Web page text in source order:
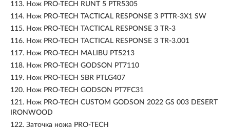
113. Нож PRO-TECH RUNT 5 PTR5305
114. Нож PRO-TECH TACTICAL RESPONSE 3 PTTR-3X1 SW
115. Нож PRO-TECH TACTICAL RESPONSE 3 TR-3
116. Нож PRO-TECH TACTICAL RESPONSE 3 TR-3.001
117. Нож PRO-TECH MALIBU PT5213
118. Нож PRO-TECH GODSON PT7110
119. Нож PRO-TECH SBR PTLG407
120. Нож PRO-TECH GODSON PT7FC31
121. Нож PRO-TECH CUSTOM GODSON 2022 GS 003 DESERT
IRONWOOD
122. Заточка ножа PRO-TECH